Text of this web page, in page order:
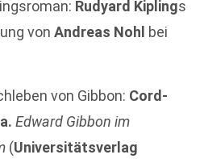
Rudyard Kiplings
von Andreas Nohl bei
von Gibbon: Cord-
Edward Gibbon im
(Universitätsverlag